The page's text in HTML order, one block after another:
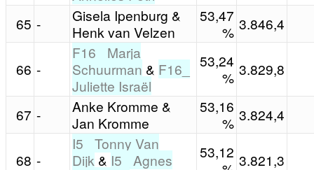
65 -
Gisela Ipenburg &
Henk van Velzen
53,47
% 3.846,4
66 -
F16_ Marja
Schuurman & F16_
Juliette Israël
53,24
% 3.829,8
67 -
Anke Kromme &
Jan Kromme
53,16
% 3.824,4
68 -
I5_ Tonny Van
Dijk & I5_ Agnes
53,12 3.821,3